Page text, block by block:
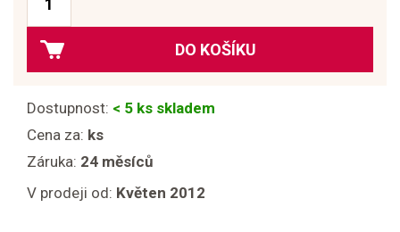
DO KOŠÍKU
Dostupnost: < 5 ks skladem
Cena za: ks
Záruka: 24 měsíců
V prodeji od: Květen 2012